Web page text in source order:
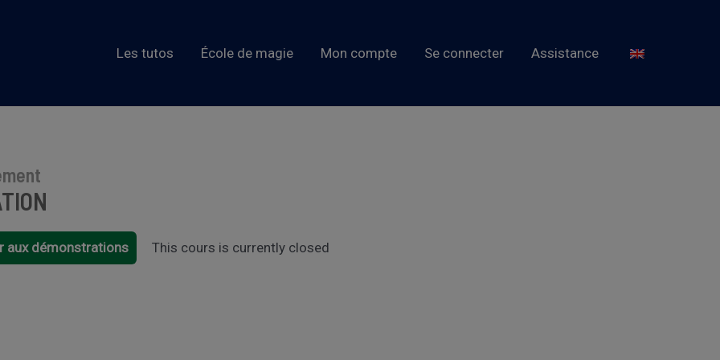
Les tutos École de magie Mon compte Se connecter Assistance
aux démonstrations This cours is currently closed